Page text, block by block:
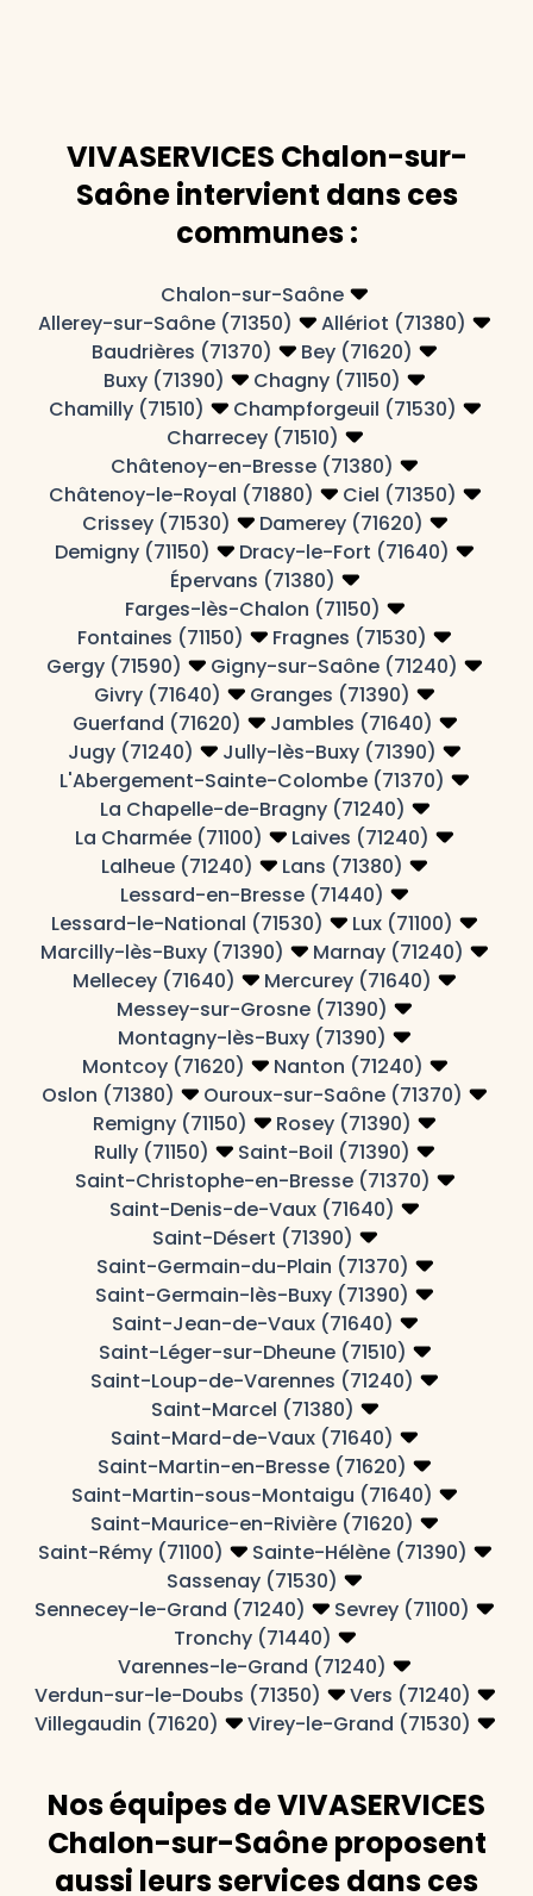
VIVASERVICES Chalon-sur-
Saône intervient dans ces
communes :
Chalon-sur-Saône
Allerey-sur-Saône (71350)
Allériot (71380)
Baudrières (71370)
Bey (71620)
Buxy (71390)
Chagny (71150)
Chamilly (71510)
Champforgeuil (71530)
Charrecey (71510)
Châtenoy-en-Bresse (71380)
Châtenoy-le-Royal (71880)
Ciel (71350)
Crissey (71530)
Damerey (71620)
Demigny (71150)
Dracy-le-Fort (71640)
Épervans (71380)
Farges-lès-Chalon (71150)
Fontaines (71150)
Fragnes (71530)
Gergy (71590)
Gigny-sur-Saône (71240)
Givry (71640)
Granges (71390)
Guerfand (71620)
Jambles (71640)
Jugy (71240)
Jully-lès-Buxy (71390)
L'Abergement-Sainte-Colombe (71370)
La Chapelle-de-Bragny (71240)
La Charmée (71100)
Laives (71240)
Lalheue (71240)
Lans (71380)
Lessard-en-Bresse (71440)
Lessard-le-National (71530)
Lux (71100)
Marcilly-lès-Buxy (71390)
Marnay (71240)
Mellecey (71640)
Mercurey (71640)
Messey-sur-Grosne (71390)
Montagny-lès-Buxy (71390)
Montcoy (71620)
Nanton (71240)
Oslon (71380)
Ouroux-sur-Saône (71370)
Remigny (71150)
Rosey (71390)
Rully (71150)
Saint-Boil (71390)
Saint-Christophe-en-Bresse (71370)
Saint-Denis-de-Vaux (71640)
Saint-Désert (71390)
Saint-Germain-du-Plain (71370)
Saint-Germain-lès-Buxy (71390)
Saint-Jean-de-Vaux (71640)
Saint-Léger-sur-Dheune (71510)
Saint-Loup-de-Varennes (71240)
Saint-Marcel (71380)
Saint-Mard-de-Vaux (71640)
Saint-Martin-en-Bresse (71620)
Saint-Martin-sous-Montaigu (71640)
Saint-Maurice-en-Rivière (71620)
Saint-Rémy (71100)
Sainte-Hélène (71390)
Sassenay (71530)
Sennecey-le-Grand (71240)
Sevrey (71100)
Tronchy (71440)
Varennes-le-Grand (71240)
Verdun-sur-le-Doubs (71350)
Vers (71240)
Villegaudin (71620)
Virey-le-Grand (71530)
Nos équipes de VIVASERVICES
Chalon-sur-Saône proposent
aussi leurs services dans ces